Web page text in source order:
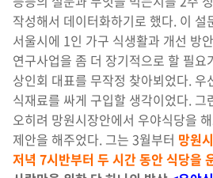
작성해서 데이터화하기로 했다. 이 설
서울시에 1인 가구 식생활과 개선 방
연구사업을 좀 더 장기적으로 할 필요
상인회 대표를 무작정 찾아뵈었다. 우
식재료를 싸게 구입할 생각이었다. 그
오히려 망원시장안에서 우야식당을
제안을 해주었다. 그는 3월부터 망원
저녁 7시반부터 두 시간 동안 식당을